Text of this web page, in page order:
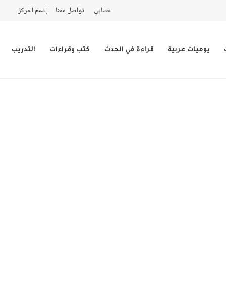
حسابي تواصل معنا إدعم المركز
يوميات عربية قراءة في الحدث كتب وقراءات التدريب